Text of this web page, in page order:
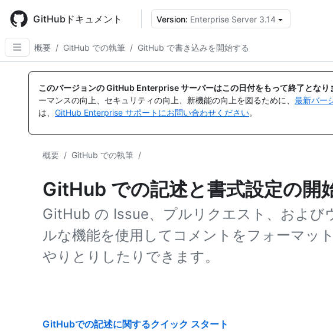
main
content
GitHubドキュメント Version: Enterprise Server 3.14
概要 / GitHub での執筆 / GitHub で書き込みを開始する
このバージョンの GitHub Enterprise サーバーはこの日付をもって終了となり
ーマンスの向上、セキュリティの向上、新機能の向上を図るために、 最新バー
は、 GitHub Enterprise サポートにお問い合わせください。
概要 / GitHub での執筆 /
GitHub での記述と書式設定の開
GitHub の Issue、プルリクエスト、および
ルな機能を使用してコメントをフォーマッ
やりとりしたりできます。
GitHubでの記述に関するクイック スタート